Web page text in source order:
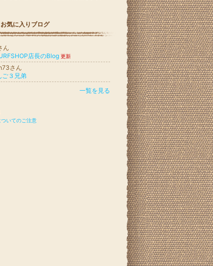
お気に入りブログ
ん
店長のBlog 更新
さん
ご３兄弟
一覧を見る
いてのご注意